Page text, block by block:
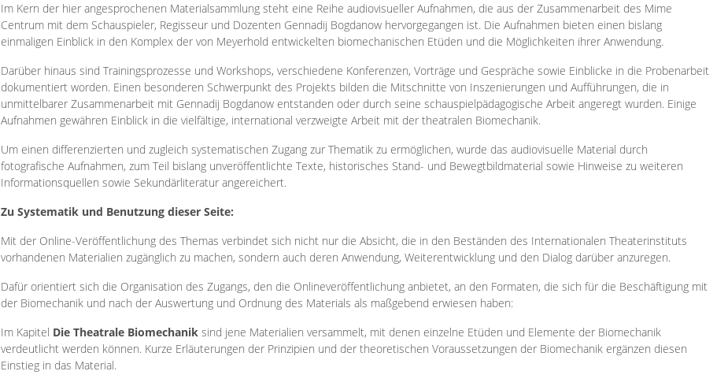
Im Kern der hier angesprochenen Materialsammlung steht eine Reihe audiovisueller Aufnahmen, die aus der Zusammenarbeit des Mime
Centrum mit dem Schauspieler, Regisseur und Dozenten Gennadij Bogdanow hervorgegangen ist. Die Aufnahmen bieten einen bislang
einmaligen Einblick in den Komplex der von Meyerhold entwickelten biomechanischen Etüden und die Möglichkeiten ihrer Anwendung.
Darüber hinaus sind Trainingsprozesse und Workshops, verschiedene Konferenzen, Vorträge und Gespräche sowie Einblicke in die Probenarbeit
dokumentiert worden. Einen besonderen Schwerpunkt des Projekts bilden die Mitschnitte von Inszenierungen und Aufführungen, die in
unmittelbarer Zusammenarbeit mit Gennadij Bogdanow entstanden oder durch seine schauspielpädagogische Arbeit angeregt wurden. Einige
Aufnahmen gewähren Einblick in die vielfältige, international verzweigte Arbeit mit der theatralen Biomechanik.
Um einen differenzierten und zugleich systematischen Zugang zur Thematik zu ermöglichen, wurde das audiovisuelle Material durch
fotografische Aufnahmen, zum Teil bislang unveröffentlichte Texte, historisches Stand- und Bewegtbildmaterial sowie Hinweise zu weiteren
Informationsquellen sowie Sekundärliteratur angereichert.
Zu Systematik und Benutzung dieser Seite:
Mit der Online-Veröffentlichung des Themas verbindet sich nicht nur die Absicht, die in den Beständen des Internationalen Theaterinstituts
vorhandenen Materialien zugänglich zu machen, sondern auch deren Anwendung, Weiterentwicklung und den Dialog darüber anzuregen.
Dafür orientiert sich die Organisation des Zugangs, den die Onlineveröffentlichung anbietet, an den Formaten, die sich für die Beschäftigung mit
der Biomechanik und nach der Auswertung und Ordnung des Materials als maßgebend erwiesen haben:
Im Kapitel Die Theatrale Biomechanik sind jene Materialien versammelt, mit denen einzelne Etüden und Elemente der Biomechanik
verdeutlicht werden können. Kurze Erläuterungen der Prinzipien und der theoretischen Voraussetzungen der Biomechanik ergänzen diesen
Einstieg in das Material.